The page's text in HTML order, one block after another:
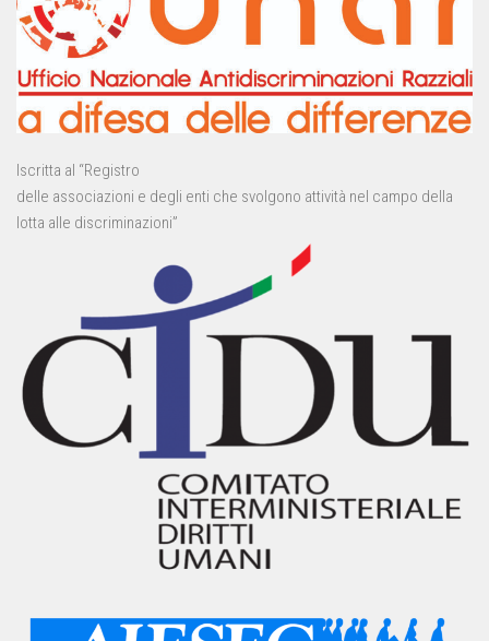
Iscritta al “Registro
delle associazioni e degli enti che svolgono attività nel campo della
lotta alle discriminazioni”